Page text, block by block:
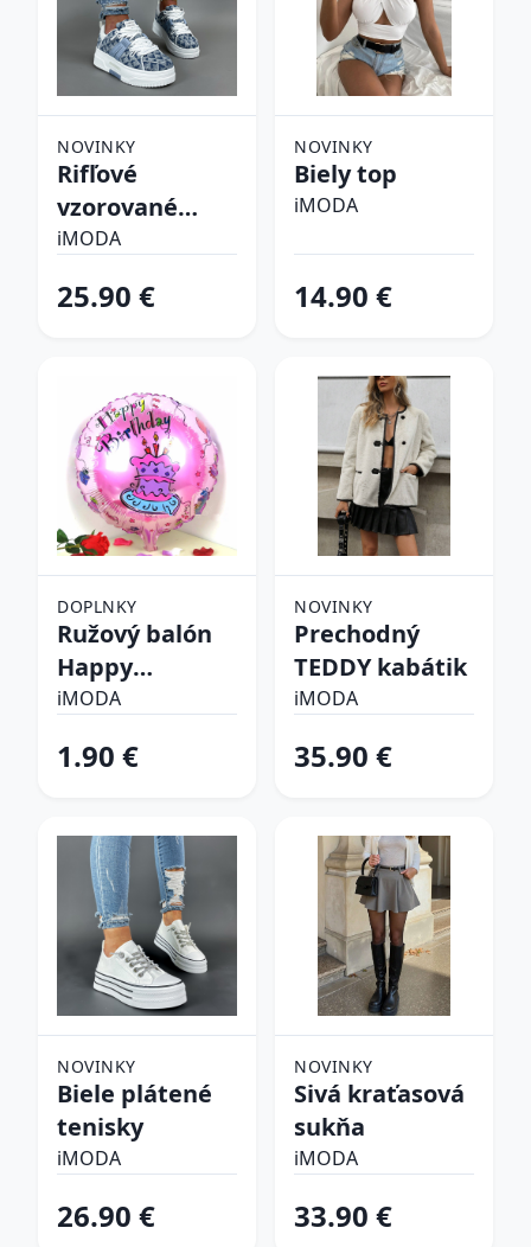
NOVINKY
Rifľové
vzorované
tenisky
iMODA
25.90 €
NOVINKY
Biely top
iMODA
14.90 €
DOPLNKY
Ružový balón
Happy
birthday
iMODA
1.90 €
NOVINKY
Prechodný
TEDDY kabátik
iMODA
35.90 €
NOVINKY
Biele plátené
tenisky
iMODA
26.90 €
NOVINKY
Sivá kraťasová
sukňa
iMODA
33.90 €